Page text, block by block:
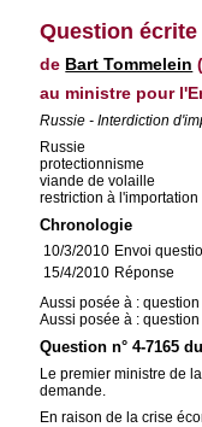
Question écrite
de Bart Tommelein
au ministre pour
Russie - Interdiction
Russie
protectionnisme
viande de volaille
restriction à l'importation
Chronologie
10/3/2010 Envoi
15/4/2010 Réponse
Aussi posée à :
Aussi posée à :
Question n° 4-7165
Le premier ministre de
demande.
En raison de la crise